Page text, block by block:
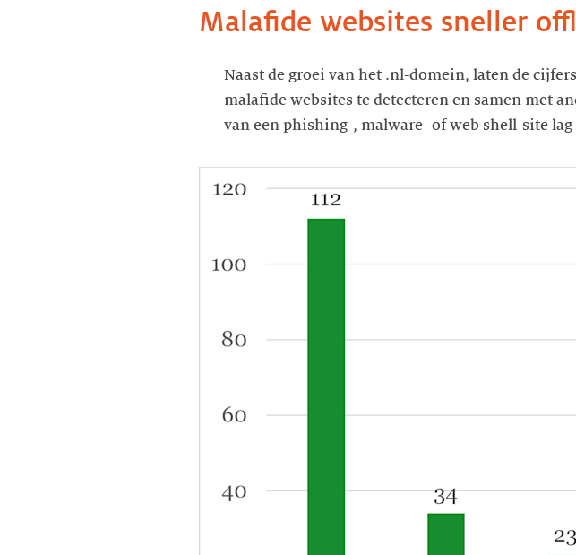
Malafide websites sneller
Naast de groei van het .nl-domein, laten de
malafide websites te detecteren en samen met
van een phishing-, malware- of web shell-site